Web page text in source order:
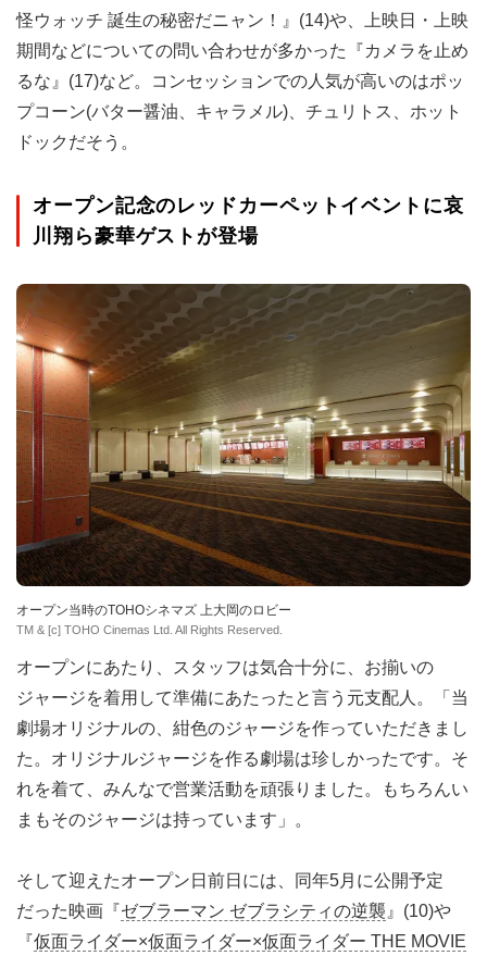
怪ウォッチ 誕生の秘密だニャン！』(14)や、上映日・上映
期間などについての問い合わせが多かった『カメラを止め
るな』(17)など。コンセッションでの人気が高いのはポッ
プコーン(バター醤油、キャラメル)、チュリトス、ホット
ドックだそう。
オープン記念のレッドカーペットイベントに哀
川翔ら豪華ゲストが登場
オープン当時のTOHOシネマズ 上大岡のロビー
TM & [c] TOHO Cinemas Ltd. All Rights Reserved.
オープンにあたり、スタッフは気合十分に、お揃いの
ジャージを着用して準備にあたったと言う元支配人。「当
劇場オリジナルの、紺色のジャージを作っていただきまし
た。オリジナルジャージを作る劇場は珍しかったです。そ
れを着て、みんなで営業活動を頑張りました。もちろんい
まもそのジャージは持っています」。
そして迎えたオープン日前日には、同年5月に公開予定
だった映画『ゼブラーマン ゼブラシティの逆襲 』(10)や
『仮面ライダー×仮面ライダー×仮面ライダー THE MOVIE